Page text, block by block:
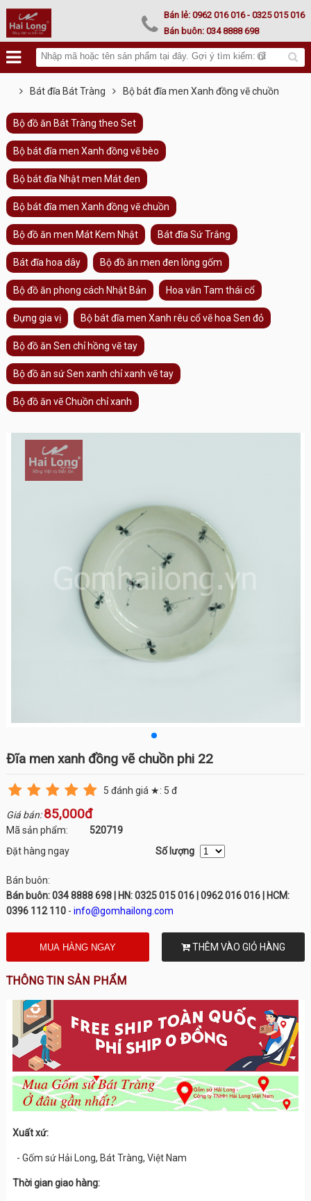
Lư hoá vàng Bán lẻ:0962 016 016 - 0325 015 016
Bán buôn:034 8888 698
Bát đĩa Bát Tràng Bộ bát đĩa men Xanh đồng vẽ chuồn
Bộ đồ ăn Bát Tràng theo Set
Bộ bát đĩa men Xanh đồng vẽ bèo
Bộ bát đĩa Nhật men Mát đen
Bộ bát đĩa men Xanh đồng vẽ chuồn
Bộ đồ ăn men Mát Kem Nhật Bát đĩa Sứ Trắng
Bát đĩa hoa dây Bộ đồ ăn men đen lòng gốm
Bộ đồ ăn phong cách Nhật Bản Hoa văn Tam thái cổ
Đựng gia vị Bộ bát đĩa men Xanh rêu cổ vẽ hoa Sen đỏ
Bộ đồ ăn Sen chỉ hồng vẽ tay
Bộ đồ ăn sứ Sen xanh chỉ xanh vẽ tay
Bộ đồ ăn vẽ Chuồn chỉ xanh
Đĩa men xanh đồng vẽ chuồn phi 22
5 đánh giá ★: 5 đ
Giá bán:85,000đ
Mã sản phẩm:
520719
Đặt hàng ngay
Số lượng
Bán buôn:
Bán buôn: 034 8888 698 | HN: 0325 015 016 | 0962 016 016 | HCM:
0396 112 110- info@gomhailong.com
THÊM VÀO GIỎ HÀNG
THÔNG TIN SẢN PHẨM
Xuất xứ:
- Gốm sứ Hải Long, Bát Tràng, Việt Nam
Thời gian giao hàng: